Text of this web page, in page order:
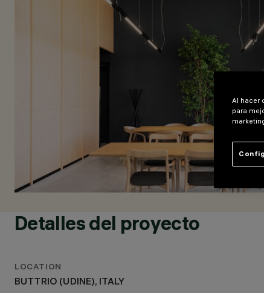
MARCO ZITO ARTICO FRACASSI ARCHITETTI
Detalles del proyecto
LOCATION
BUTTRIO (UDINE), ITALY
Al hacer
para